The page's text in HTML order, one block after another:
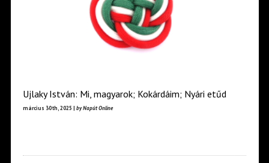
Ujlaky István: Mi, magyarok; Kokárdáim; Nyári etűd
március 30th, 2025 | by Napút Online